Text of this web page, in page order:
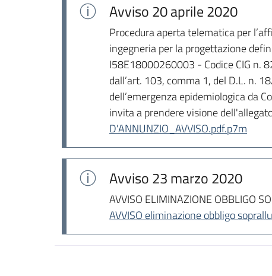
Avviso20 aprile 2020
Procedura aperta telematica per
ingegneria per la progettazione
I58E18000260003 - Codice CIG n.
dall’art. 103, comma 1, del D.L. n.
dell’emergenza epidemiologica da
invita a prendere visione
D'ANNUNZIO_AVVISO.pdf.p7m
Avviso23 marzo 2020
AVVISO ELIMINAZIONE OBBLIGO
AVVISO eliminazione obbligo